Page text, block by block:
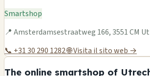
Smartshop
📍 Amsterdamsestraatweg 166, 3551 CM
📞 +31 30 290 1282🌐 Visita il sito web →
The online smartshop of